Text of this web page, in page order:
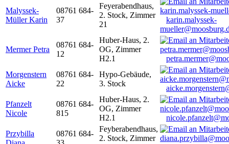
Malyssek-
Müller Karin
08761 684-
37
Feyerabendhaus,
2. Stock, Zimmer
21
karin.malyssek-
Mermer Petra
08761 684-
12
Huber-Haus, 2.
OG, Zimmer
H2.1
Morgenstern
Aicke
08761 684-
22
Hypo-Gebäude,
3. Stock
Pfanzelt
Nicole
08761 684-
815
Huber-Haus, 2.
OG, Zimmer
H2.1
Przybilla
08761 684-
Feyberabendhaus,
2. Stock, Zimmer